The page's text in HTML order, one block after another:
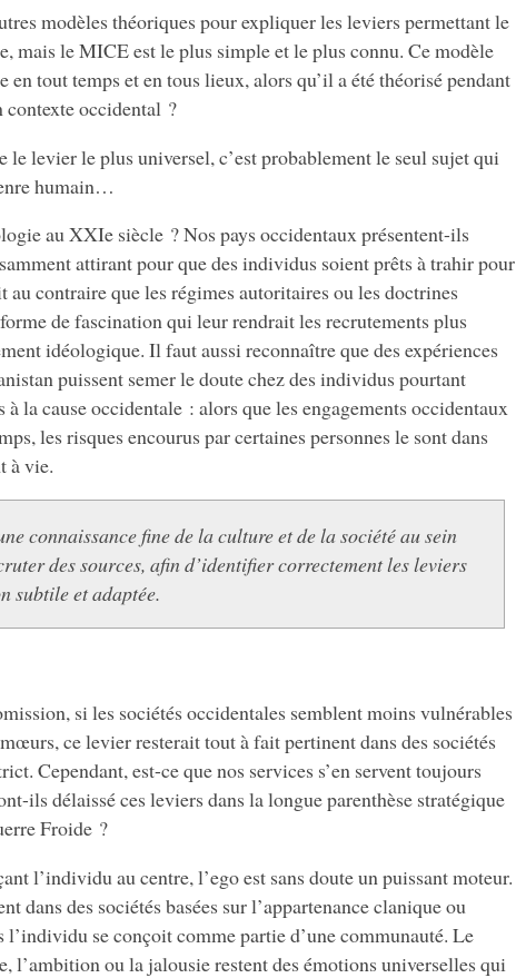
modèles théoriques pour expliquer les leviers permettant le
mais le MICE est le plus simple et le plus connu. Ce modèle
tout temps et en tous lieux, alors qu’il a été théorisé pendant
contexte occidental ?
le levier le plus universel, c’est probablement le seul sujet qui
humain…
au XXIe siècle ? Nos pays occidentaux présentent-ils
attirant pour que des individus soient prêts à trahir pour
au contraire que les régimes autoritaires ou les doctrines
de fascination qui leur rendrait les recrutements plus
idéologique. Il faut aussi reconnaître que des expériences
puissent semer le doute chez des individus pourtant
la cause occidentale : alors que les engagements occidentaux
les risques encourus par certaines personnes le sont dans
à vie.
connaissance fine de la culture et de la société au sein
des sources, afin d’identifier correctement les leviers
subtile et adaptée.
si les sociétés occidentales semblent moins vulnérables
ce levier resterait tout à fait pertinent dans des sociétés
Cependant, est-ce que nos services s’en servent toujours
ils délaissé ces leviers dans la longue parenthèse stratégique
Froide ?
l’individu au centre, l’ego est sans doute un puissant moteur.
dans des sociétés basées sur l’appartenance clanique ou
l’individu se conçoit comme partie d’une communauté. Le
l’ambition ou la jalousie restent des émotions universelles qui